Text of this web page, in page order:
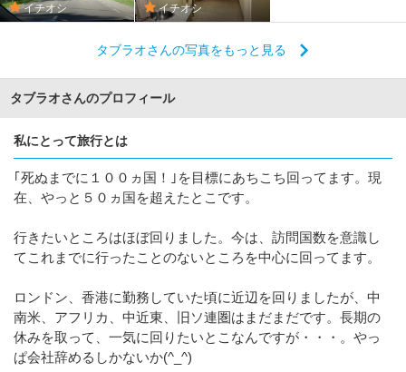
イチオシ イチオシ
タブラオさんの写真をもっと見る
タブラオさんのプロフィール
私にとって旅行とは
｢死ぬまでに１００ヵ国！｣を目標にあちこち回ってます。現
在、やっと５０ヵ国を超えたとこです。
行きたいところはほぼ回りました。今は、訪問国数を意識し
てこれまでに行ったことのないところを中心に回ってます。
ロンドン、香港に勤務していた頃に近辺を回りましたが、中
南米、アフリカ、中近東、旧ソ連圏はまだまだです。長期の
休みを取って、一気に回りたいとこなんですが・・・。やっ
ぱ会社辞めるしかないか(^_^)